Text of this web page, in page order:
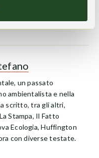
un passato
ambientalista e nella
scritto, tra gli altri,
Stampa, Il Fatto
Ecologia, Huffington
con diverse testate.